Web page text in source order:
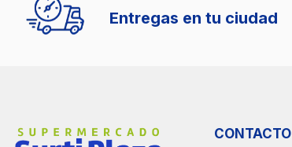
Entregas en tu ciudad
CONTACTO